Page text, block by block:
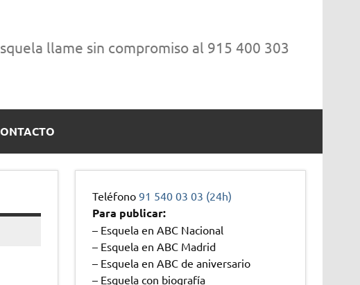
llame sin compromiso al 915 400 303
Teléfono91 540 03 03 (24h)
Para publicar:
– Esquela en ABC Nacional
– Esquela en ABC Madrid
– Esquela en ABC de aniversario
– Esquela con biografía